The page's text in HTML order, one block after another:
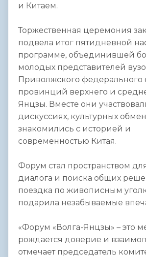
и Китаем.
Торжественная церемония
подвела итог пятидневной
программе, объединившей
молодых представителей
Приволжского федерального
провинций верхнего и
Янцзы. Вместе они
дискуссиях, культурных
знакомились с историей и
современностью Китая.
Форум стал пространством
диалога и поиска общих
поездка по живописным
подарила незабываемые
«Форум «Волга-Янцзы» – это
рождается доверие и
отмечает председатель